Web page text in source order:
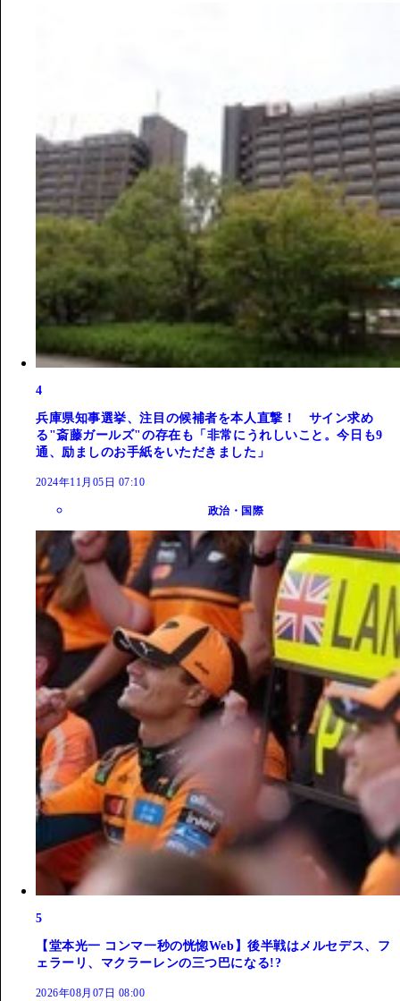
4
兵庫県知事選挙、注目の候補者を本人直撃！ サイン求め
る"斎藤ガールズ"の存在も「非常にうれしいこと。今日も9
通、励ましのお手紙をいただきました」
2024年11月05日 07:10
政治・国際
5
【堂本光一 コンマ一秒の恍惚Web】後半戦はメルセデス、フ
ェラーリ、マクラーレンの三つ巴になる!?
2026年08月07日 08:00